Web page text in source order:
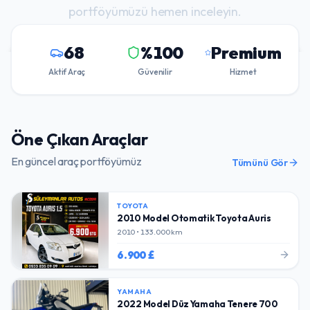
portföyümüzü hemen inceleyin.
Tüm Araçları Gör
68
Aktif Araç
%100
Güvenilir
Premium
Hizmet
Öne Çıkan Araçlar
En güncel araç portföyümüz Tümünü Gör
TOYOTA
2010 Model Otomatik Toyota Auris
2010 • 133.000 km
6.900 £
YAMAHA
2022 Model Düz Yamaha Tenere 700